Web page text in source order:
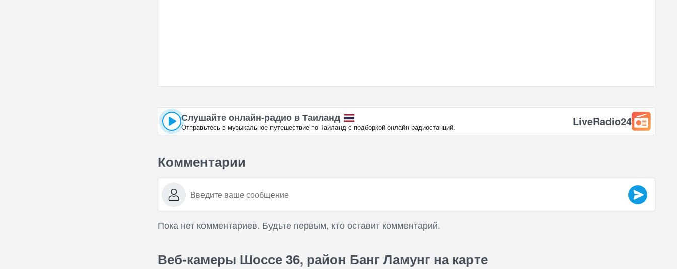
Слушайте онлайн‑радио в Таиланд
Отправьтесь в музыкальное путешествие по Таиланд с подборкой онлайн‑радиостанций. LiveRadio24
Комментарии
Пока нет комментариев. Будьте первым, кто оставит комментарий.
Веб-камеры Шоссе 36, район Банг Ламунг на карте